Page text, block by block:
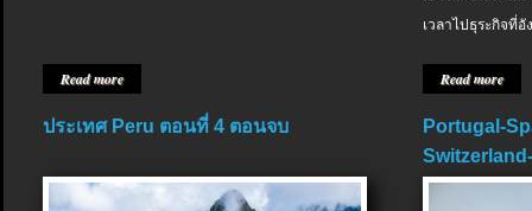
Read more
เวลาไปธุระกิจที่อั
Read more
ประเทศ Peru ตอนที่ 4 ตอนจบ
Portugal-